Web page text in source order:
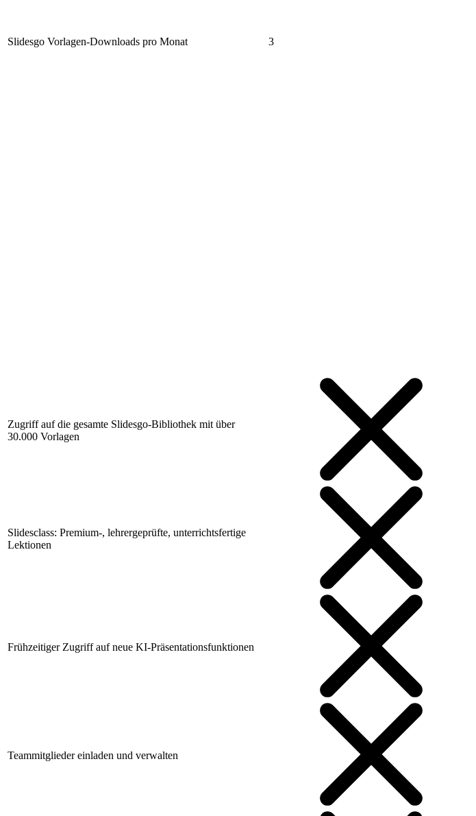
Slidesgo Vorlagen-Downloads pro Monat 3
Zugriff auf die gesamte Slidesgo-Bibliothek mit über
30.000 Vorlagen
Slidesclass: Premium-, lehrergeprüfte, unterrichtsfertige
Lektionen
Frühzeitiger Zugriff auf neue KI-Präsentationsfunktionen
Teammitglieder einladen und verwalten